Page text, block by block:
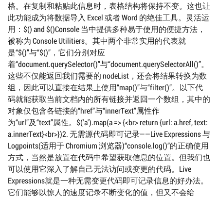
格。在复制和粘贴此信息时，表格结构将保持不变。这也让
此功能成为将数据导入 Excel 或者 Word 的绝佳工具。灵活运
用：$() and $()Console 当中提供多种易于使用的便捷方法，
被称为 Console Utilitiers。其中两个非常实用的代表就
是“$()”与“$()”，它们分别对应
着“document.querySelector()”与“document.querySelectorAll()”。
这些不仅能返回我们需要的 nodeList，还会将结果转换为数
组，因此可以直接在结果上使用“map()”与“filter()”。以下代
码就能获取当前文档内的所有链接并返回一个数组，其中的
对象仅包含各链接的“href”与“innerText”属性作
为“url”及“text”属性。$('a').map(a => {<br> return {url: a.href, text:
a.innerText}<br>})2. 无需源代码即可记录——Live Expressions 与
Logpoints(适用于 Chromium 浏览器)“console.log()”的正确使用
方式，当然是放置在代码中希望获取信息的位置。但我们也
可以使用它深入了解自己无法访问或变更的代码。Live
Expressions就是一种无需变更代码即可记录信息的好办法。
它们能够以惊人的速度记录不断变化的值，但又不会给